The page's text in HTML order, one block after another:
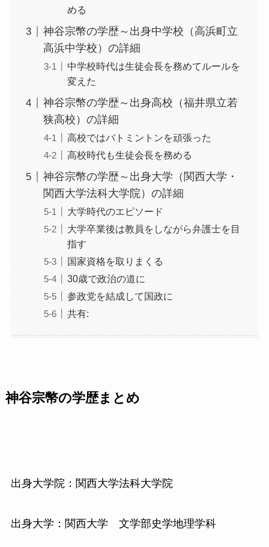
める
神谷宗幣の学歴～出身中学校（高浜町立
高浜中学校）の詳細
中学校時代は生徒会長を務めてルールを
変えた
神谷宗幣の学歴～出身高校（福井県立若
狭高校）の詳細
高校ではバトミントンを頑張った
高校時代も生徒会長を務める
神谷宗幣の学歴～出身大学（関西大学・
関西大学法科大学院）の詳細
大学時代のエピソード
大学卒業後は教員をしながら弁護士を目
指す
国家資格を取りまくる
30歳で政治の道に
参政党を結成して国政に
共有:
神谷宗幣の学歴まとめ
出身大学院：関西大学法科大学院
出身大学：関西大学 文学部史学地理学科